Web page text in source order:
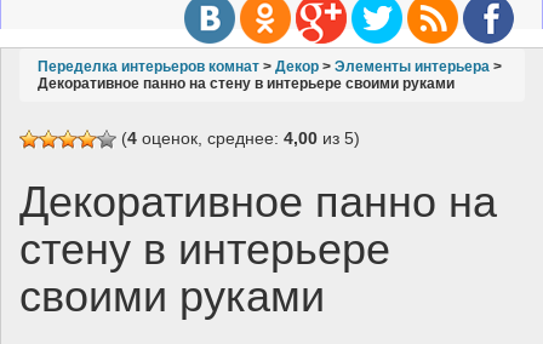
g
g
l
i
Переделка интерьеров комнат > Декор > Элементы интерьера >
Декоративное панно на стену в интерьере своими руками
(4 оценок, среднее: 4,00 из 5)
Декоративное панно на
стену в интерьере
своими руками